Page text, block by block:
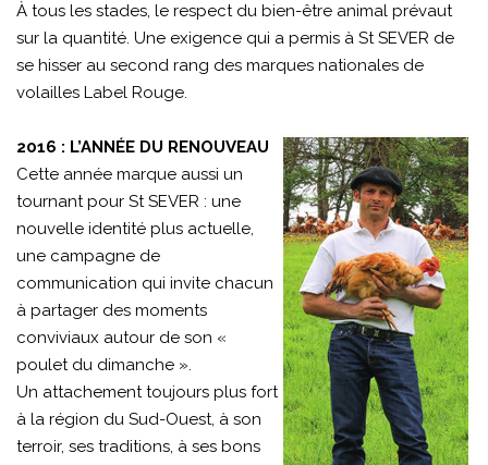
À tous les stades, le respect du bien-être animal prévaut
sur la quantité. Une exigence qui a permis à St SEVER de
se hisser au second rang des marques nationales de
volailles Label Rouge.
2016 : L’ANNÉE DU RENOUVEAU
Cette année marque aussi un
tournant pour St SEVER : une
nouvelle identité plus actuelle,
une campagne de
communication qui invite chacun
à partager des moments
conviviaux autour de son «
poulet du dimanche ».
Un attachement toujours plus fort
à la région du Sud-Ouest, à son
terroir, ses traditions, à ses bons